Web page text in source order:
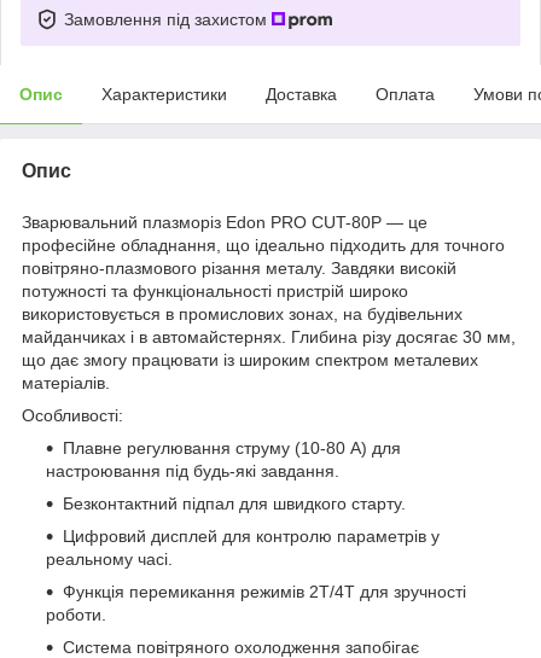
Замовлення під захистом
Опис Характеристики Доставка Оплата Умови
Опис
Зварювальний плазморіз Edon PRO CUT-80P — це
професійне обладнання, що ідеально підходить для точного
повітряно-плазмового різання металу. Завдяки високій
потужності та функціональності пристрій широко
використовується в промислових зонах, на будівельних
майданчиках і в автомайстернях. Глибина різу досягає 30 мм,
що дає змогу працювати із широким спектром металевих
матеріалів.
Особливості:
Плавне регулювання струму (10-80 А) для
настроювання під будь-які завдання.
Безконтактний підпал для швидкого старту.
Цифровий дисплей для контролю параметрів у
реальному часі.
Функція перемикання режимів 2T/4T для зручності
роботи.
Система повітряного охолодження запобігає